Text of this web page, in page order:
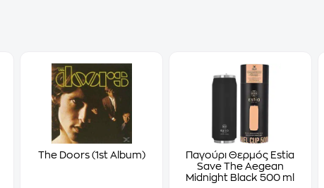
The Doors (1st Album)
Παγούρι Θερμός Estia
Save The Aegean
Midnight Black 500 ml